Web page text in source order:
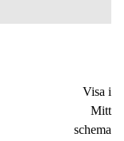
Visa i
Mitt
schema